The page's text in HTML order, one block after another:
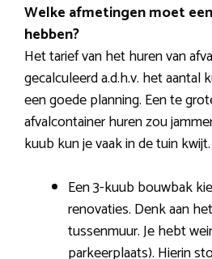
Welke afmetingen moet
hebben?
Het tarief van het huren van
gecalculeerd a.d.h.v. het aantal
een goede planning. Een te
afvalcontainer huren zou
kuub kun je vaak in de tuin kwijt.
Een 3-kuub bouwbak
renovaties. Denk aan
tussenmuur. Je hebt
parkeerplaats). Hierin